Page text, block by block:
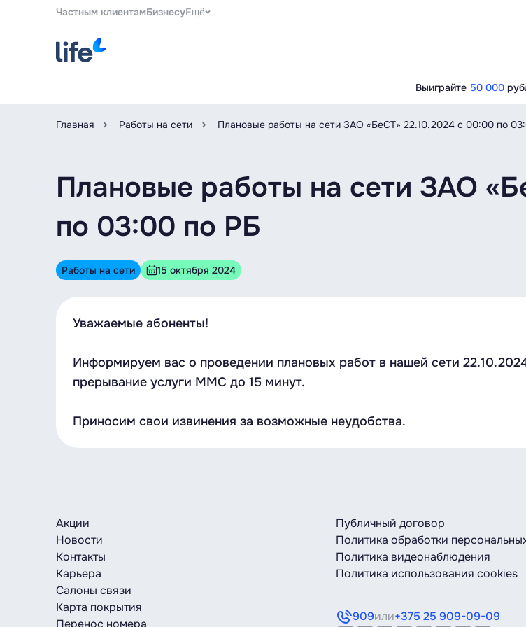
Частным клиентамБизнесуЕщё
Выиграйте 50 000
Главная Работы на сети Плановые работы на сети ЗАО «БеСТ» 22.10.2024 с 00:00 по
Плановые работы на сети ЗАО
по 03:00 по РБ
Работы на сети 15 октября 2024
Уважаемые абоненты!
Информируем вас о проведении плановых работ в нашей сети
прерывание услуги ММС до 15 минут.
Приносим свои извинения за возможные неудобства.
Акции
Новости
Контакты
Карьера
Салоны связи
Карта покрытия
Перенос номера
Публичный договор
Политика обработки
Политика видеонаблюдения
Политика использования cookies
909или+375 25 909-09-09